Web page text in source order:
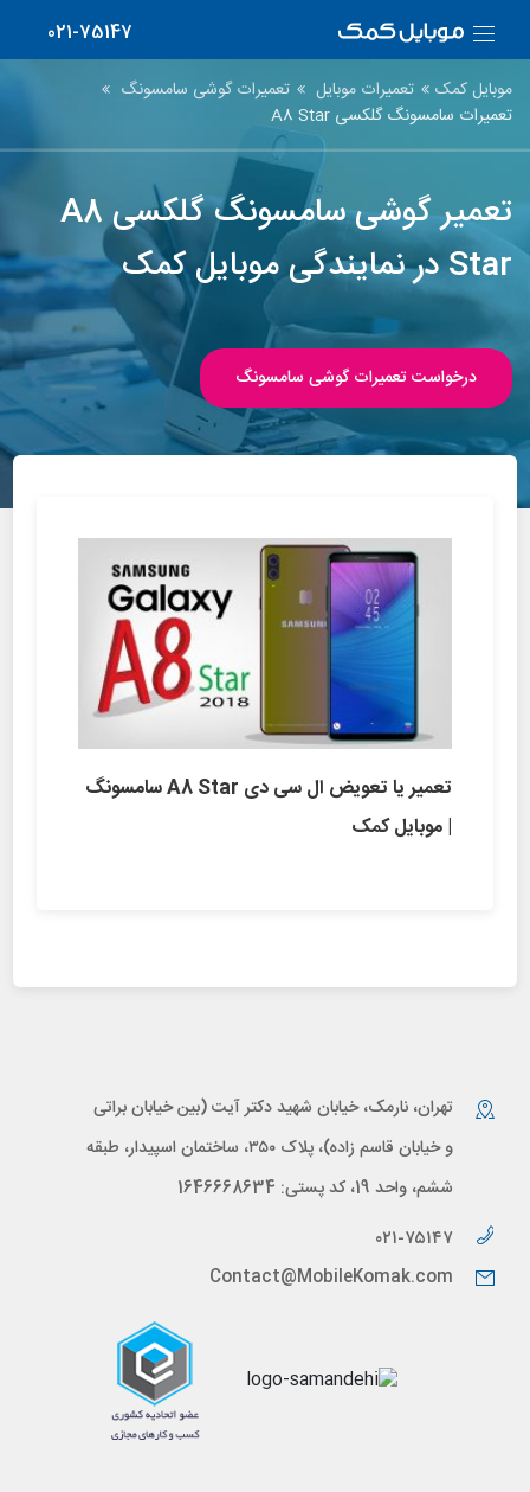
021-75147
موبایل کمک تعمیرات موبایل
تعمیرات گوشی سامسونگ
تعمیرات سامسونگ گلکسی A8 Star
تعمیر گوشی سامسونگ گلکسی A8
Star در نمایندگی موبایل کمک
درخواست تعمیرات گوشی سامسونگ
تعمیر یا تعویض ال سی دی A8 Star سامسونگ
| موبایل کمک
تهران، نارمک، خیابان شهید دکتر آیت (بین خیابان براتی
و خیابان قاسم زاده)، پلاک ۳۵۰، ساختمان اسپیدار، طبقه
ششم، واحد 19، کد پستی: 1646668634
۰۲۱-۷۵۱۴۷
Contact@MobileKomak.com